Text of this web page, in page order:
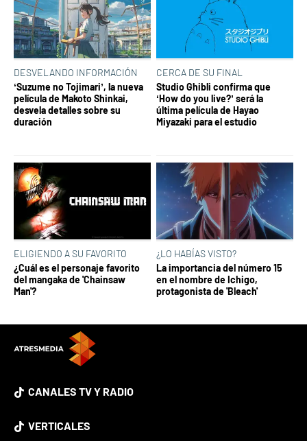
DESVELANDO INFORMACIÓN
‘Suzume no Tojimari’, la nueva
película de Makoto Shinkai,
desvela detalles sobre su
duración
CERCA DE SU FINAL
Studio Ghibli confirma que
‘How do you live?’ será la
última película de Hayao
Miyazaki para el estudio
ELIGIENDO A SU FAVORITO
¿Cuál es el personaje favorito
del mangaka de 'Chainsaw
Man'?
¿LO HABÍAS VISTO?
La importancia del número 15
en el nombre de Ichigo,
protagonista de 'Bleach'
CANALES TV Y RADIO
VERTICALES